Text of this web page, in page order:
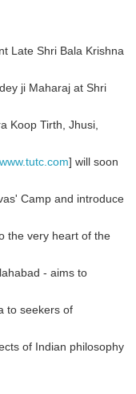
Late Shri Bala Krishna
ji Maharaj at Shri
Koop Tirth, Jhusi,
] will soon
Camp and introduce
the very heart of the
- aims to
to seekers of
of Indian philosophy